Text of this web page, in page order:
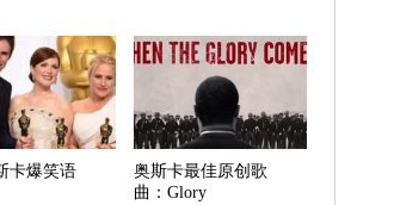
卡爆笑语
奥斯卡最佳原创歌
曲：Glory